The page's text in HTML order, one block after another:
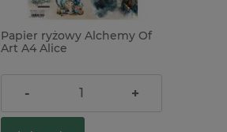
Papier ryżowy Alchemy Of
Art A4 Alice
10,90 zł
- +